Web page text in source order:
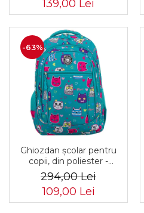
01-9259 Gree
139,00 Lei
-63%
Ghiozdan școlar pentru
copii, din poliester -
Peterson PTR-PTN
BIEDRONKA G28
294,00 Lei
109,00 Lei